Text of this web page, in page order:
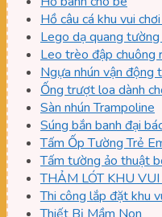
Hồ câu cá khu vui
Lego dạ quang
Leo trèo đập chuông
Ngựa nhún vận động
Ống trượt loa dành
Sàn nhún Trampoline
Súng bắn banh đại
Tấm Ốp Tường Trẻ
Tấm tường ảo thuật
THẢM LÓT KHU VUI
Thi công lắp đặt khu